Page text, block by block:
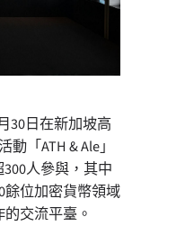
30日在新加坡高
「ATH & Ale」
300人參與，其中
餘位加密貨幣領域
交流平臺。